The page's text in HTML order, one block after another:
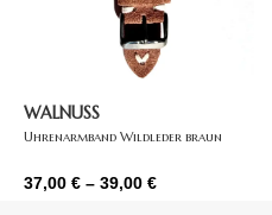
WALNUSS
Uhrenarmband Wildleder braun
37,00 € – 39,00 €